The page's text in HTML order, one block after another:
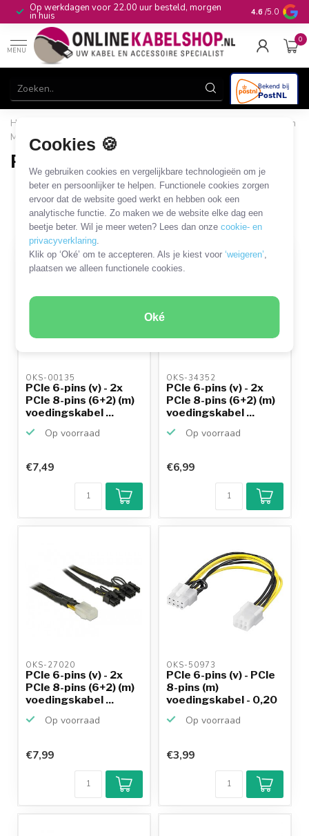
Cookies 🍪
We gebruiken cookies en vergelijkbare technologieën om je
beter en persoonlijker te helpen. Functionele cookies zorgen
ervoor dat de website goed werkt en hebben ook een
analytische functie. Zo maken we de website elke dag een
beetje beter. Wil je meer weten? Lees dan onzecookie- en
privacyverklaring.
Klik op ‘Oké’ om te accepteren. Als je kiest voor‘weigeren’,
plaatsen we alleen functionele cookies.
Oké
Op werkdagen voor 22.00 uur besteld, morgen
in huis 10+jaar
4.6 /5.0
MENU
0
Home
PCI, PCIe en
MiniPCIe kabels en adapters
PCIe - PCIe
6 PRODUCTEN
Filters SORTEER OP
OKS-00135
PCIe 6-pins (v) - 2x
PCIe 8-pins (6+2) (m)
voedingskabel ...
Op voorraad
€7,49
OKS-34352
PCIe 6-pins (v) - 2x
PCIe 8-pins (6+2) (m)
voedingskabel ...
Op voorraad
€6,99
OKS-27020
PCIe 6-pins (v) - 2x
PCIe 8-pins (6+2) (m)
voedingskabel ...
Op voorraad
€7,99
OKS-50973
PCIe 6-pins (v) - PCIe
8-pins (m)
voedingskabel - 0,20
Op voorraad
€3,99